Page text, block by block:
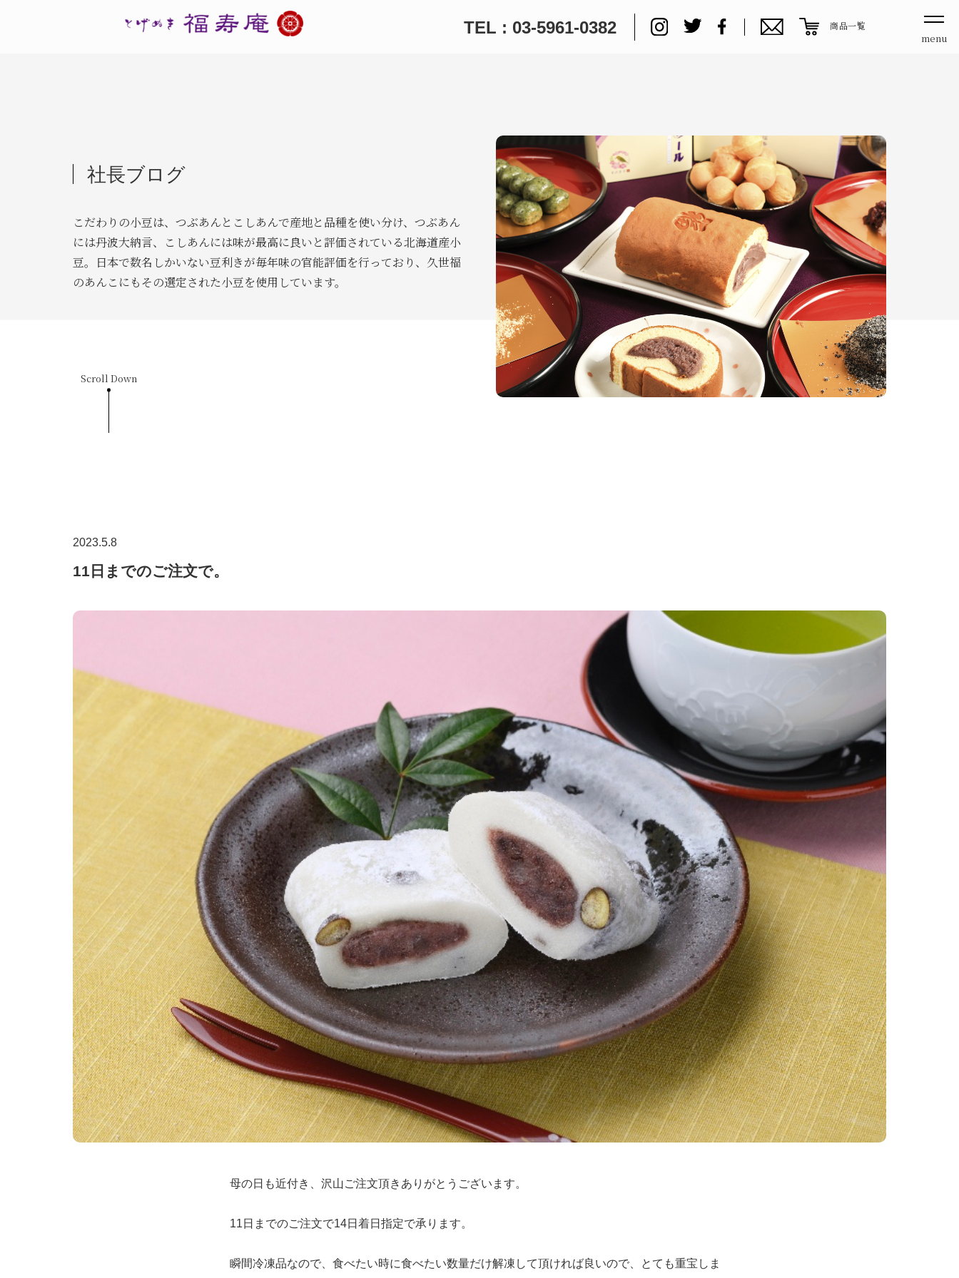
TEL : 03-5961-0382 商品一覧
menu
社長ブログ
こだわりの小豆は、つぶあんとこしあんで産地と品種を使い分け、つぶあん
には丹波大納言、こしあんには味が最高に良いと評価されている北海道産小
豆。日本で数名しかいない豆利きが毎年味の官能評価を行っており、久世福
のあんこにもその選定された小豆を使用しています。
Scroll Down
2023.5.8
11日までのご注文で。
母の日も近付き、沢山ご注文頂きありがとうございます。
11日までのご注文で14日着日指定で承ります。
瞬間冷凍品なので、食べたい時に食べたい数量だけ解凍して頂ければ良いので、とても重宝しま